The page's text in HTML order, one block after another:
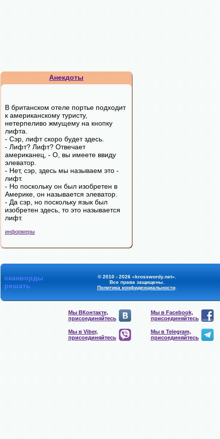
Анекдоты
В британском отеле портье подходит
к американскому туристу,
нетерпеливо жмущему на кнопку
лифта.
- Сэр, лифт скоро будет здесь.
- Лифт? Лифт? Отвечает
американец, - О, вы имеете ввиду
элеватор.
- Нет, сэр, здесь мы называем это -
лифт.
- Но поскольку он был изобретен в
Америке, он называется элеватор.
- Да сэр, но поскольку язык был
изобретен здесь, то это называется
лифт.
информеры
сканворды
решать
© 2010 - 2026 «krosswordy.net».
Все права защищены.
Политика конфиденциальности.
Мы ВКонтакте,
присоединяйтесь
Мы в Facebook,
присоединяйтесь
Мы в Viber,
присоединяйтесь
Мы в Telegram,
присоединяйтесь